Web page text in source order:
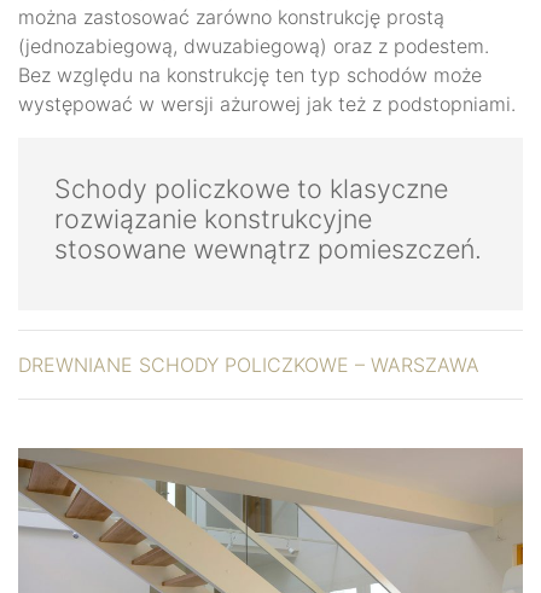
można zastosować zarówno konstrukcję prostą
(jednozabiegową, dwuzabiegową) oraz z podestem.
Bez względu na konstrukcję ten typ schodów może
występować w wersji ażurowej jak też z podstopniami.
Schody policzkowe to klasyczne
rozwiązanie konstrukcyjne
stosowane wewnątrz pomieszczeń.
DREWNIANE SCHODY POLICZKOWE – WARSZAWA